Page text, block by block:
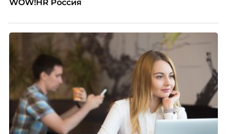
WOW!HR Россия